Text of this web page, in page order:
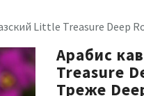
Little Treasure Deep
Арабис
Treasure
Треже